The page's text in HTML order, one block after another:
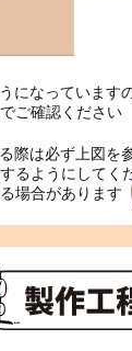
になっています
ご確認ください
際は必ず上図を
るようにしてく
場合があります